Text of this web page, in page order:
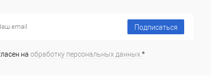
Подписаться
на обработку персональных данных. *